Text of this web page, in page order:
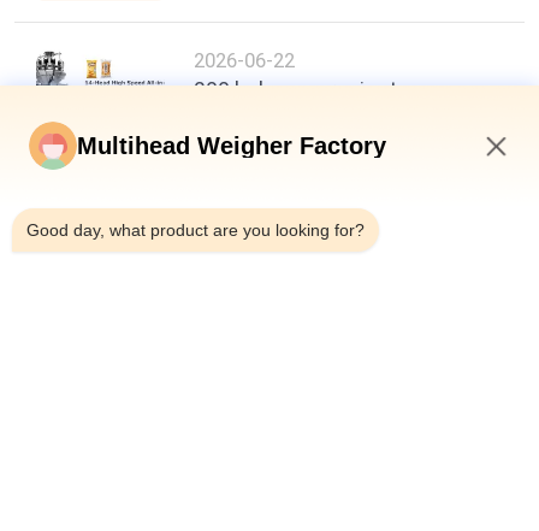
2026-06-22
200 bolsas por minuto,
punto de referencia en la
Multihead Weigher Factory
Good day, what product are you looking for?